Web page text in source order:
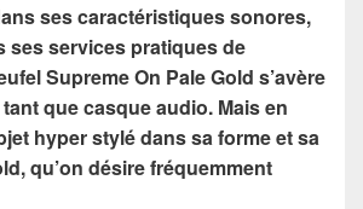
ses caractéristiques sonores,
ses services pratiques de
Supreme On Pale Gold s’avère
que casque audio. Mais en
hyper stylé dans sa forme et sa
qu’on désire fréquemment